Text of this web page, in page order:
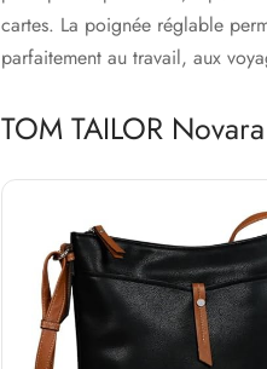
cartes. La poignée réglable
parfaitement au travail, aux
TOM TAILOR